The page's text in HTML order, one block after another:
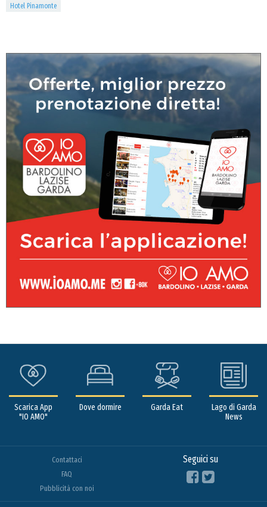
Hotel Pinamonte
Scarica App
"IO AMO"
Dove dormire Garda Eat
Lago di Garda
News
Contattaci
FAQ
Pubblicità con noi
Seguici su